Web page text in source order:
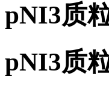
pNI3质
pNI3质